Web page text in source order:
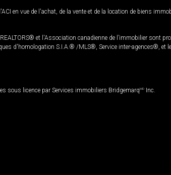
en vue de l'achat, de la vente et de la location de biens
et l'Association canadienne de l’immobilier sont
d'homologation S.I.A.® /MLS®, Service inter-agences®, et
sous licence par Services immobiliers BridgemarqMD Inc.